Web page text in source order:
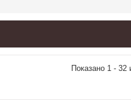
Показано 1 - 32